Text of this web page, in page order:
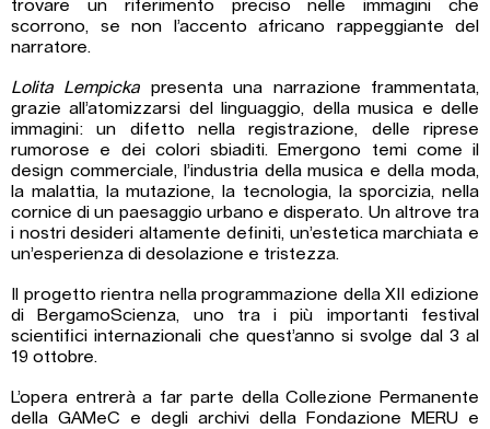
trovare un riferimento preciso nelle immagini che
scorrono, se non l’accento africano rappeggiante del
narratore.
Lolita Lempicka presenta una narrazione frammentata,
grazie all’atomizzarsi del linguaggio, della musica e delle
immagini: un difetto nella registrazione, delle riprese
rumorose e dei colori sbiaditi. Emergono temi come il
design commerciale, l’industria della musica e della moda,
la malattia, la mutazione, la tecnologia, la sporcizia, nella
cornice di un paesaggio urbano e disperato. Un altrove tra
i nostri desideri altamente definiti, un’estetica marchiata e
un’esperienza di desolazione e tristezza.
Il progetto rientra nella programmazione della XII edizione
di BergamoScienza, uno tra i più importanti festival
scientifici internazionali che quest’anno si svolge dal 3 al
19 ottobre.
L’opera entrerà a far parte della Collezione Permanente
della GAMeC e degli archivi della Fondazione MERU e